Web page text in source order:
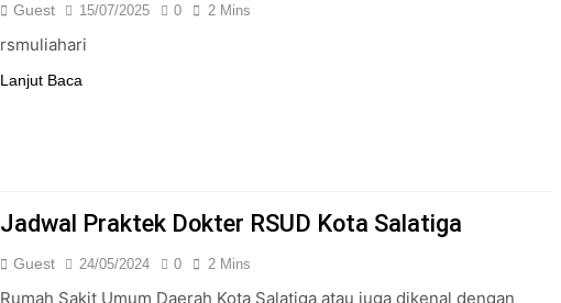
Guest 15/07/2025 0 2 Mins
rsmuliahari
Lanjut Baca
Jadwal Praktek Dokter RSUD Kota Salatiga
Guest 24/05/2024 0 2 Mins
Rumah Sakit Umum Daerah Kota Salatiga atau juga dikenal dengan